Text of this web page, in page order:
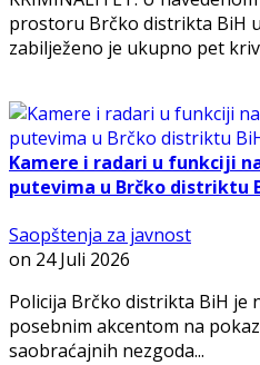
prostoru Brčko distrikta BiH
zabilježeno je ukupno pet
Kamere i radari u funkciji
putevima u Brčko distriktu
Saopštenja za javnost
on 24 Juli 2026
Policija Brčko distrikta BiH je
posebnim akcentom na
saobraćajnih nezgoda...